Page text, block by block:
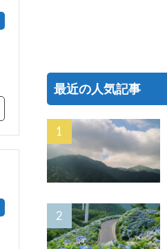
最近の人気記事